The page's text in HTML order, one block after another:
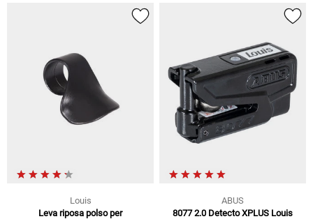
Louis
Leva riposa polso per
ABUS
8077 2.0 Detecto XPLUS Louis